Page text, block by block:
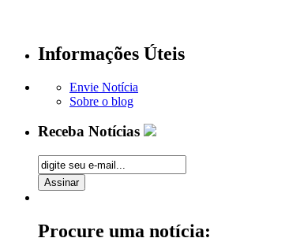
Informações Úteis
Envie Notícia
Sobre o blog
Receba Notícias
Procure uma notícia: